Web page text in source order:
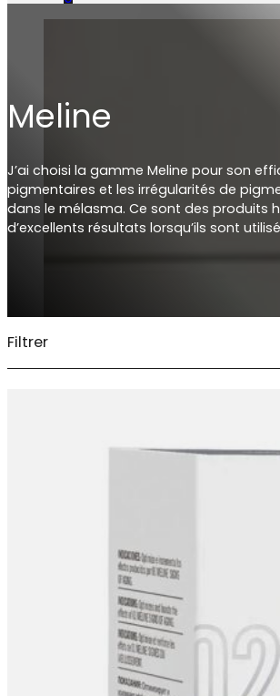
Meline
J’ai choisi la gamme Meline pour son
pigmentaires et les irrégularités de
dans le mélasma. Ce sont des
d’excellents résultats lorsqu’ils sont
Filtrer